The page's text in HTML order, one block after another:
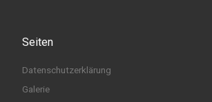
Seiten
Datenschutzerklärung
Galerie